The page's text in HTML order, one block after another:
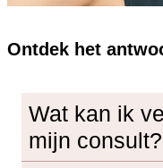
Ontdek het
Wat kan ik
mijn consult?